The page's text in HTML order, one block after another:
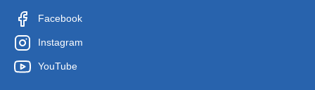
Facebook
Instagram
YouTube